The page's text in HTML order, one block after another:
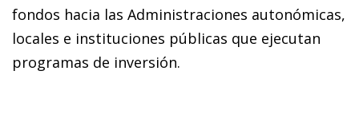
fondos hacia las Administraciones autonómicas,
locales e instituciones públicas que ejecutan
programas de inversión.